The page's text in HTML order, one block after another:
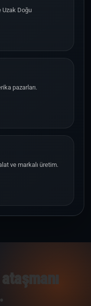
Uzak Doğu
pazarları.
ve markalı üretim.